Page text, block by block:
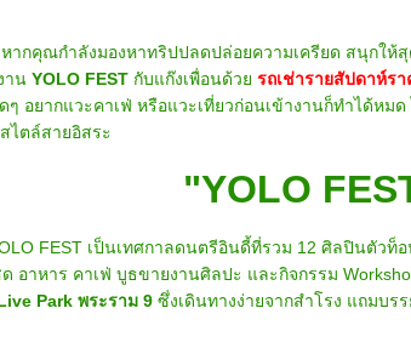
กำลังมองหาทริปปลดปล่อยความเครียด สนุกให้สุด
านYOLO FEST กับแก๊งเพื่อนด้วยรถเช่ารายสัปดาห์รา
ๆ อยากแวะคาเฟ่ หรือแวะเที่ยวก่อนเข้างานก็ทำได้หมด
ไตล์สายอิสระ
"YOLO
FEST เป็นเทศกาลดนตรีอินดี้ที่รวม 12 ศิลปินตัวท็อ
อาหาร คาเฟ่ บูธขายงานศิลปะ และกิจกรรม
Park พระราม 9 ซึ่งเดินทางง่ายจากสำโรง แถมบร